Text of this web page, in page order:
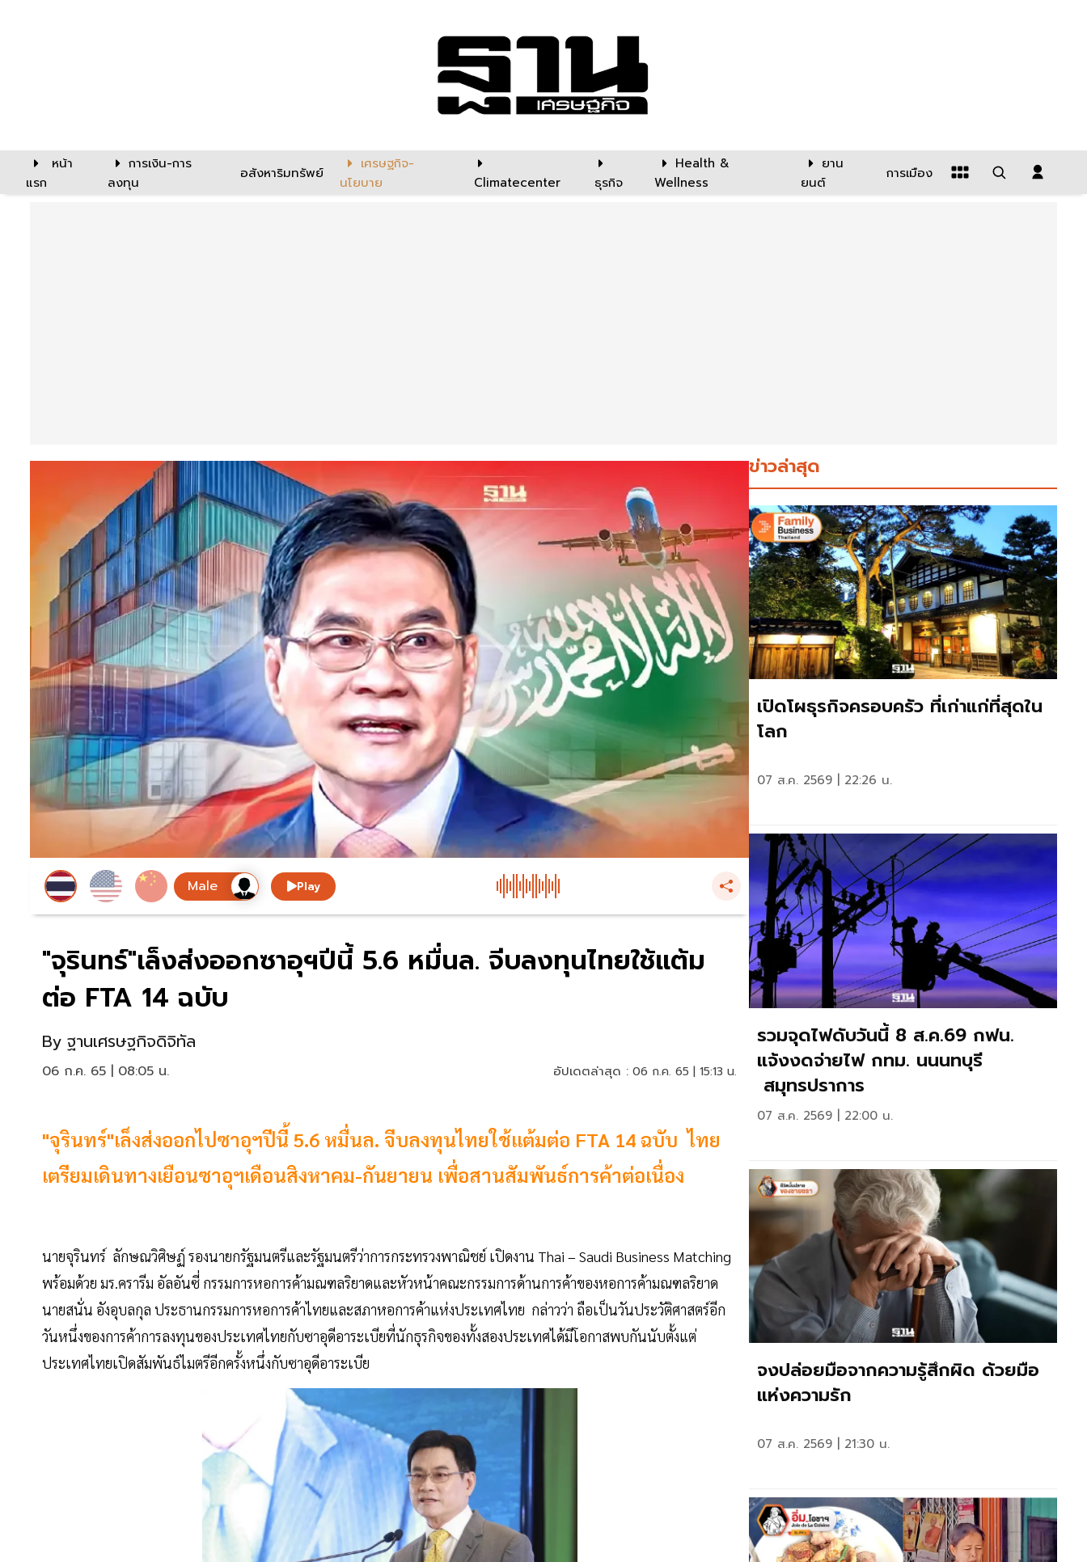
หน้า
แรก
การเงิน-การ
ลงทุน
อสังหาริมทรัพย์
เศรษฐกิจ-
นโยบาย
Climatecenter ธุรกิจ
Health &
Wellness
ยาน
ยนต์
การเมือง
Play
"จุรินทร์"เล็งส่งออกซาอุฯปีนี้ 5.6 หมื่นล. จีบลงทุนไทยใช้แต้ม
ต่อ FTA 14 ฉบับ
By ฐานเศรษฐกิจดิจิทัล
06 ก.ค. 65 | 08:05 น. อัปเดตล่าสุด : 06 ก.ค. 65 | 15:13 น.
"จุรินทร์"เล็งส่งออกไปซาอุฯปีนี้ 5.6 หมื่นล. จีบลงทุนไทยใช้แต้มต่อ FTA 14 ฉบับ ไทย
เตรียมเดินทางเยือนซาอุฯเดือนสิงหาคม-กันยายน เพื่อสานสัมพันธ์การค้าต่อเนื่อง
นายจุรินทร์ ลักษณวิศิษฏ์ รองนายกรัฐมนตรีและรัฐมนตรีว่าการกระทรวงพาณิชย์ เปิดงาน Thai – Saudi Business Matching
พร้อมด้วย มร.ครารีม อัลอันซี่ กรรมการหอการค้ามณฑลริยาดและหัวหน้าคณะกรรมการด้านการค้าของหอการค้ามณฑลริยาด
นายสนั่น อังอุบลกุล ประธานกรรมการหอการค้าไทยและสภาหอการค้าแห่งประเทศไทย กล่าวว่า ถือเป็นวันประวัติศาสตร์อีก
วันหนึ่งของการค้าการลงทุนของประเทศไทยกับซาอุดีอาระเบียที่นักธุรกิจของทั้งสองประเทศได้มีโอกาสพบกันนับตั้งแต่
ประเทศไทยเปิดสัมพันธ์ไมตรีอีกครั้งหนึ่งกับซาอุดีอาระเบีย
ข่าวล่าสุด
เปิดโผธุรกิจครอบครัว ที่เก่าแก่ที่สุดใน
โลก
07 ส.ค. 2569 | 22:26 น.
รวมจุดไฟดับวันนี้ 8 ส.ค.69 กฟน.
แจ้งงดจ่ายไฟ กทม. นนนทบุรี
สมุทรปราการ
07 ส.ค. 2569 | 22:00 น.
จงปล่อยมือจากความรู้สึกผิด ด้วยมือ
แห่งความรัก
07 ส.ค. 2569 | 21:30 น.